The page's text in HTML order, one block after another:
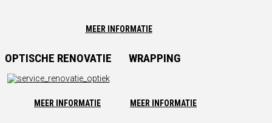
MEER INFORMATIE
OPTISCHE RENOVATIE
MEER INFORMATIE
WRAPPING
MEER INFORMATIE